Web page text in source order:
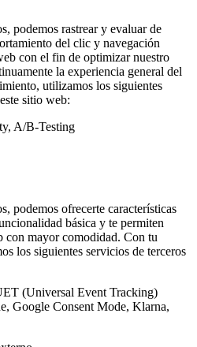
podemos rastrear y evaluar de
del clic y navegación
con el fin de optimizar nuestro
la experiencia general del
utilizamos los siguientes
sitio web:
A/B-Testing
podemos ofrecerte características
básica y te permiten
con mayor comodidad. Con tu
los siguientes servicios de terceros
(Universal Event Tracking)
Google Consent Mode, Klarna,